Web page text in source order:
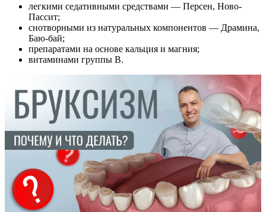
легкими седативными средствами — Персен, Ново-
Пассит;
снотворными из натуральных компонентов — Драмина,
Баю-бай;
препаратами на основе кальция и магния;
витаминами группы В.